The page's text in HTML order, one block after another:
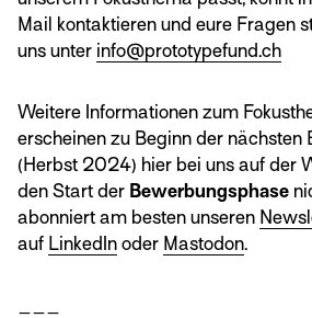
Mail kontaktieren und eure Fragen
uns unter info@prototypefund.ch
Weitere Informationen zum
erscheinen zu Beginn der nächsten
(Herbst 2024) hier bei uns auf der
den Start der Bewerbungsphase
abonniert am besten unseren
auf LinkedIn oder Mastodon.